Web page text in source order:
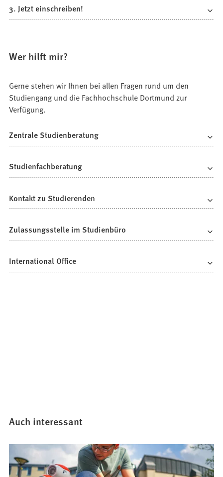
3. Jetzt einschreiben!
Wer hilft mir?
Gerne stehen wir Ihnen bei allen Fragen rund um den
Studiengang und die Fachhochschule Dortmund zur
Verfügung.
Zentrale Studienberatung
Studienfachberatung
Kontakt zu Studierenden
Zulassungsstelle im Studienbüro
International Office
Auch interessant